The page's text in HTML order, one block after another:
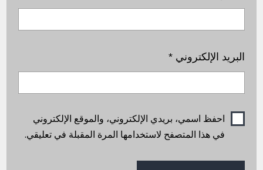
البريد الإلكتروني*
احفظ اسمي، بريدي الإلكتروني، والموقع الإلكتروني
في هذا المتصفح لاستخدامها المرة المقبلة في تعليقي.